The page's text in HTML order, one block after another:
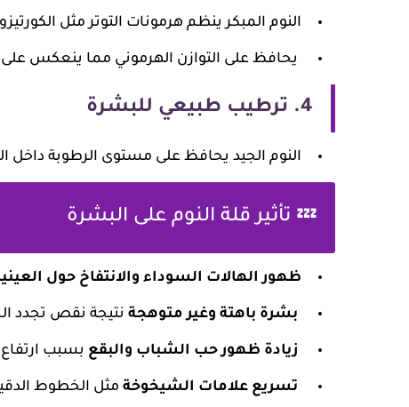
النوم المبكر ينظم هرمونات التوتر مثل
يحافظ على التوازن الهرموني مما ينعكس
4. ترطيب طبيعي للبشرة
النوم الجيد يحافظ على مستوى الرطوبة داخل
💤 تأثير قلة النوم على البشرة
ظهور الهالات السوداء والانتفاخ حول
بشرة باهتة وغير متوهجة نتيجة نقص تجدد
زيادة ظهور حب الشباب والبقع بسبب ارتفاع
تسريع علامات الشيخوخة مثل الخطوط